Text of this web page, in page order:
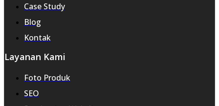
Case Study
Blog
Kontak
Layanan Kami
Foto Produk
SEO